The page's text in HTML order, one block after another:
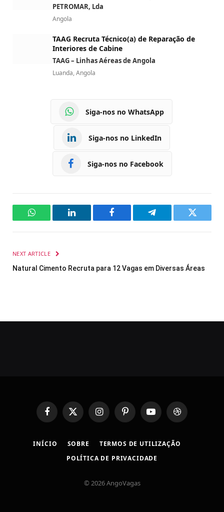
PETROMAR, Lda
Angola
TAAG Recruta Técnico(a) de Reparação de
Interiores de Cabine
TAAG – Linhas Aéreas de Angola
Luanda, Angola
Siga-nos no WhatsApp
Siga-nos no LinkedIn
Siga-nos no Facebook
WhatsAppLinkedIn Facebook Telegram Twitter
NEXT ARTICLE
Natural Cimento Recruta para 12 Vagas em Diversas Áreas
FacebookX
(Twitter)
InstagramPinterestYouTubeDribbble
INÍCIO SOBRE
TERMOS DE UTILIZAÇÃO
POLÍTICA DE PRIVACIDADE
© 2026 AngoVagas